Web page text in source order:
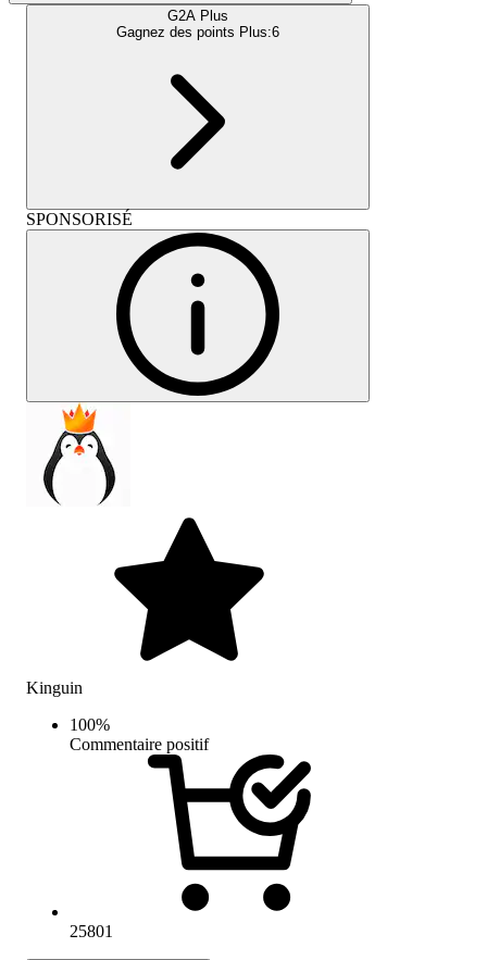
G2A Plus
Gagnez des points Plus:6
SPONSORISÉ
Kinguin
100%
Commentaire positif
25801